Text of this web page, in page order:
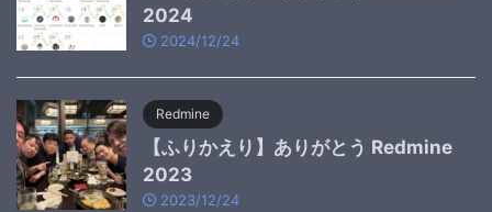
2024
2024/12/24
Redmine
【ふりかえり】ありがとう Redmine
2023
2023/12/24